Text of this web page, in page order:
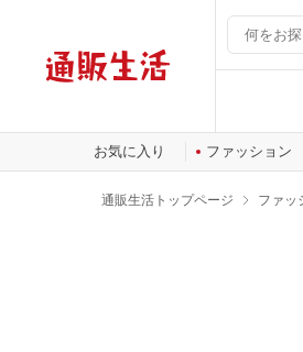
バ
ル
メ
お気に入り ファッション
通販生活トップページ ファッ